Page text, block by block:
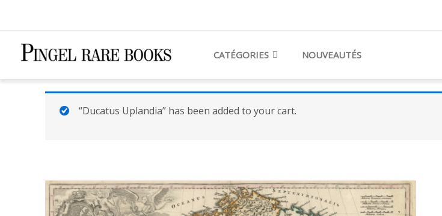
CATÉGORIES NOUVEAUTÉS
“Ducatus Uplandia” has been added to your cart.